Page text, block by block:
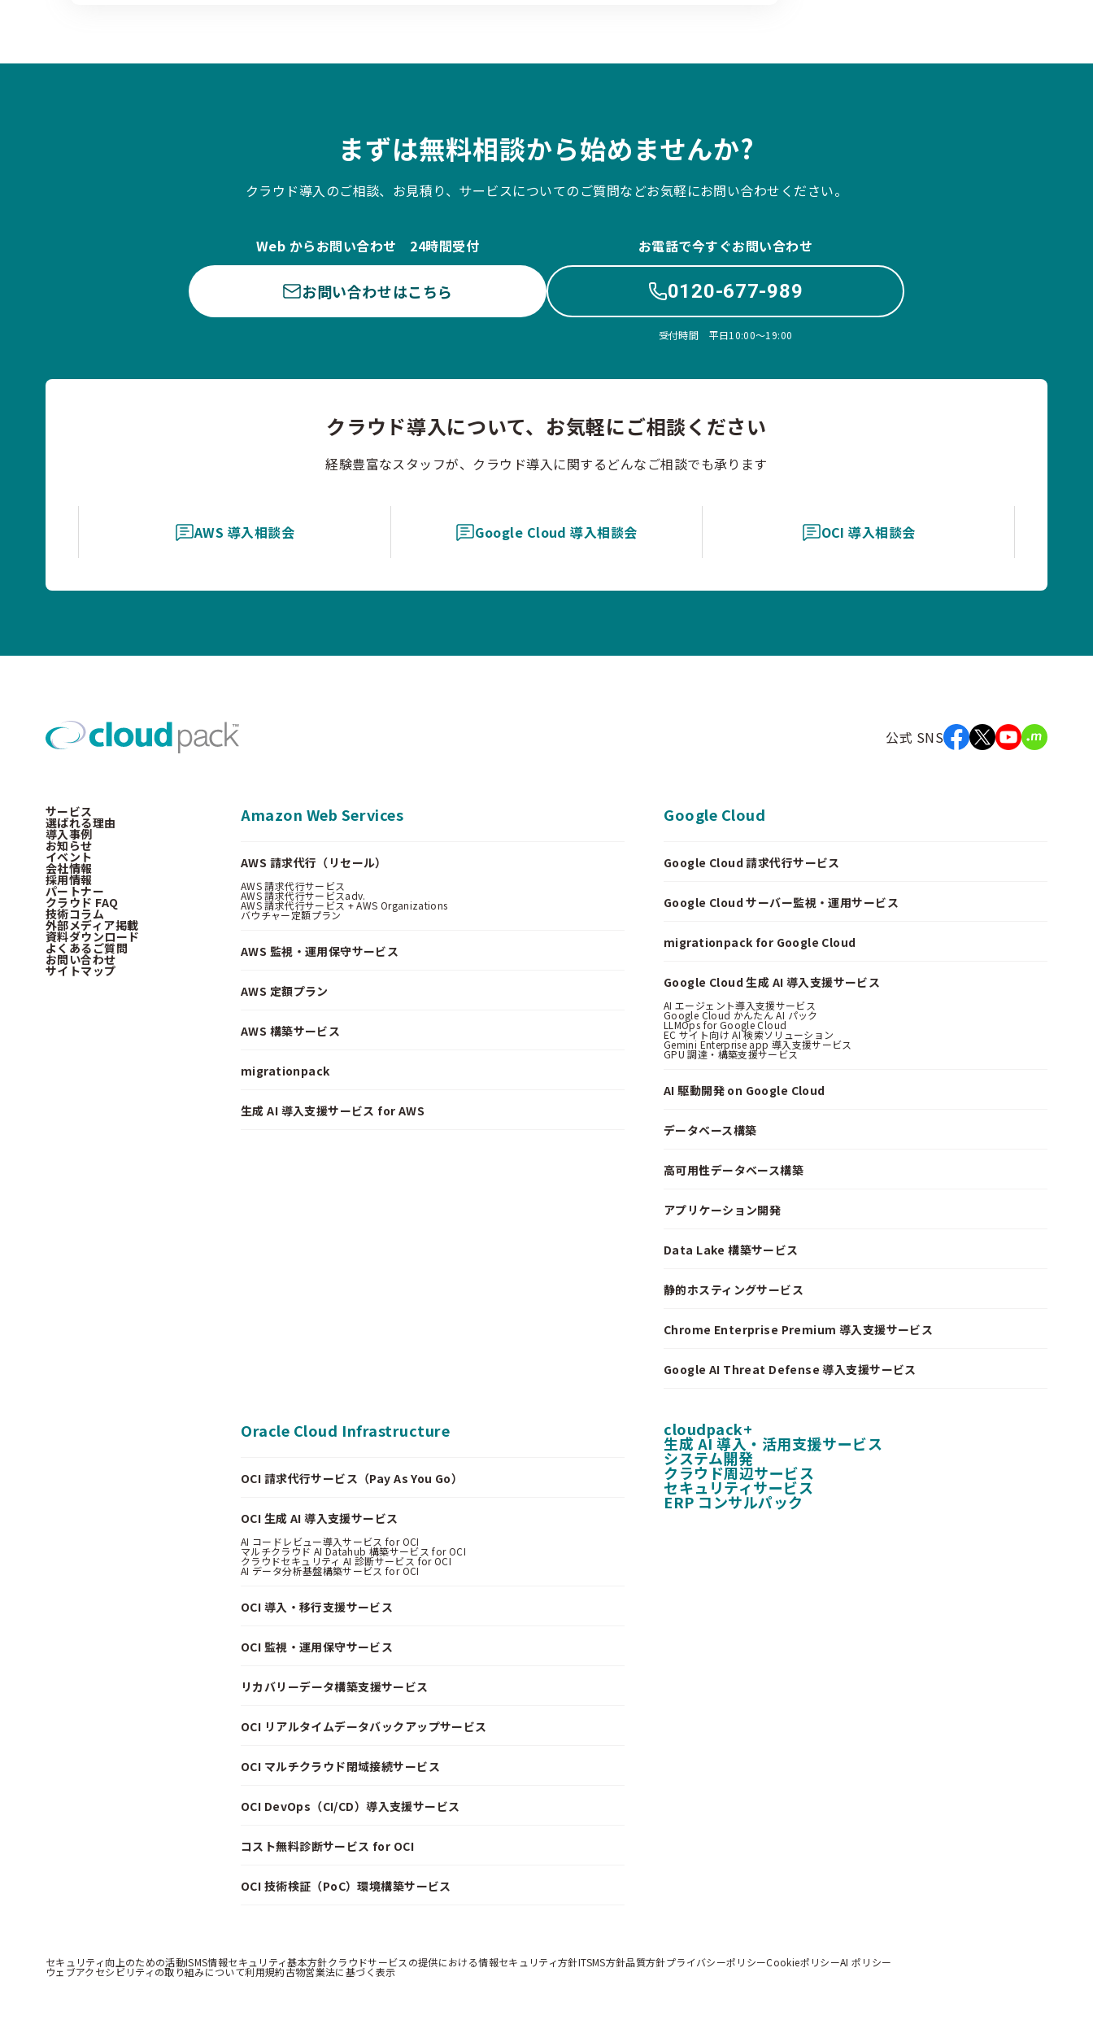
まずは無料相談から始めませんか?
クラウド導入のご相談、お見積り、サービスについてのご質問などお気軽にお問い合わせください。
Web からお問い合わせ 24時間受付
お問い合わせはこちら
お電話で今すぐお問い合わせ
0120-677-989
受付時間 平日10:00〜19:00
クラウド導入について、お気軽にご相談ください
経験豊富なスタッフが、クラウド導入に関するどんなご相談でも承ります
AWS 導入相談会 Google Cloud 導入相談会 OCI 導入相談会
公式 SNS
サービス
選ばれる理由
導入事例
お知らせ
イベント
会社情報
採用情報
パートナー
クラウド FAQ
技術コラム
外部メディア掲載
資料ダウンロード
よくあるご質問
お問い合わせ
サイトマップ
Amazon Web Services
AWS 請求代行（リセール）
AWS 請求代行サービス
AWS 請求代行サービスadv.
AWS 請求代行サービス + AWS Organizations
バウチャー定額プラン
AWS 監視・運用保守サービス
AWS 定額プラン
AWS 構築サービス
migrationpack
生成 AI 導入支援サービス for AWS
Google Cloud
Google Cloud 請求代行サービス
Google Cloud サーバー監視・運用サービス
migrationpack for Google Cloud
Google Cloud 生成 AI 導入支援サービス
AI エージェント導入支援サービス
Google Cloud かんたん AI パック
LLMOps for Google Cloud
EC サイト向け AI 検索ソリューション
Gemini Enterprise app 導入支援サービス
GPU 調達・構築支援サービス
AI 駆動開発 on Google Cloud
データベース構築
高可用性データベース構築
アプリケーション開発
Data Lake 構築サービス
静的ホスティングサービス
Chrome Enterprise Premium 導入支援サービス
Google AI Threat Defense 導入支援サービス
Oracle Cloud Infrastructure
OCI 請求代行サービス（Pay As You Go）
OCI 生成 AI 導入支援サービス
AI コードレビュー導入サービス for OCI
マルチクラウド AI Datahub 構築サービス for OCI
クラウドセキュリティ AI 診断サービス for OCI
AI データ分析基盤構築サービス for OCI
OCI 導入・移行支援サービス
OCI 監視・運用保守サービス
リカバリーデータ構築支援サービス
OCI リアルタイムデータバックアップサービス
OCI マルチクラウド閉域接続サービス
OCI DevOps（CI/CD）導入支援サービス
コスト無料診断サービス for OCI
OCI 技術検証（PoC）環境構築サービス
cloudpack+
生成 AI 導入・活用支援サービス
システム開発
クラウド周辺サービス
セキュリティサービス
ERP コンサルパック
セキュリティ向上のための活動ISMS情報セキュリティ基本方針クラウドサービスの提供における情報セキュリティ方針ITSMS方針品質方針プライバシーポリシーCookieポリシーAI ポリシー
ウェブアクセシビリティの取り組みについて利用規約古物営業法に基づく表示